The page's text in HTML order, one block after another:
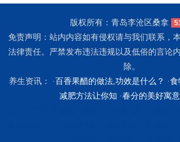
版权所有：青岛李沧区桑拿
免责声明：站内内容如有侵权请与我们联系，
法律责任。严禁发布违法违规以及低俗的言论
除。
养生资讯： ·百香果醋的做法,功效是什么？ ·食
减肥方法让你知 ·春分的美好寓